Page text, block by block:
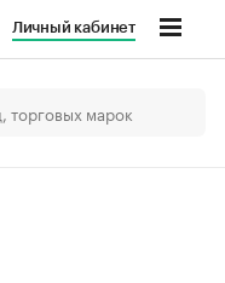
Личный кабинет